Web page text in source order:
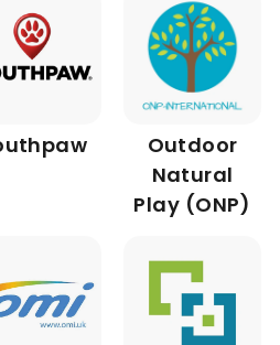
Outdoor
Natural
Play (ONP)